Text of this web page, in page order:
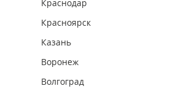
Краснодар
Красноярск
Казань
Воронеж
Волгоград